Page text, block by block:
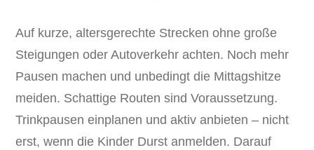
Auf kurze, altersgerechte Strecken ohne große
Steigungen oder Autoverkehr achten. Noch mehr
Pausen machen und unbedingt die Mittagshitze
meiden. Schattige Routen sind Voraussetzung.
Trinkpausen einplanen und aktiv anbieten – nicht
erst, wenn die Kinder Durst anmelden. Darauf